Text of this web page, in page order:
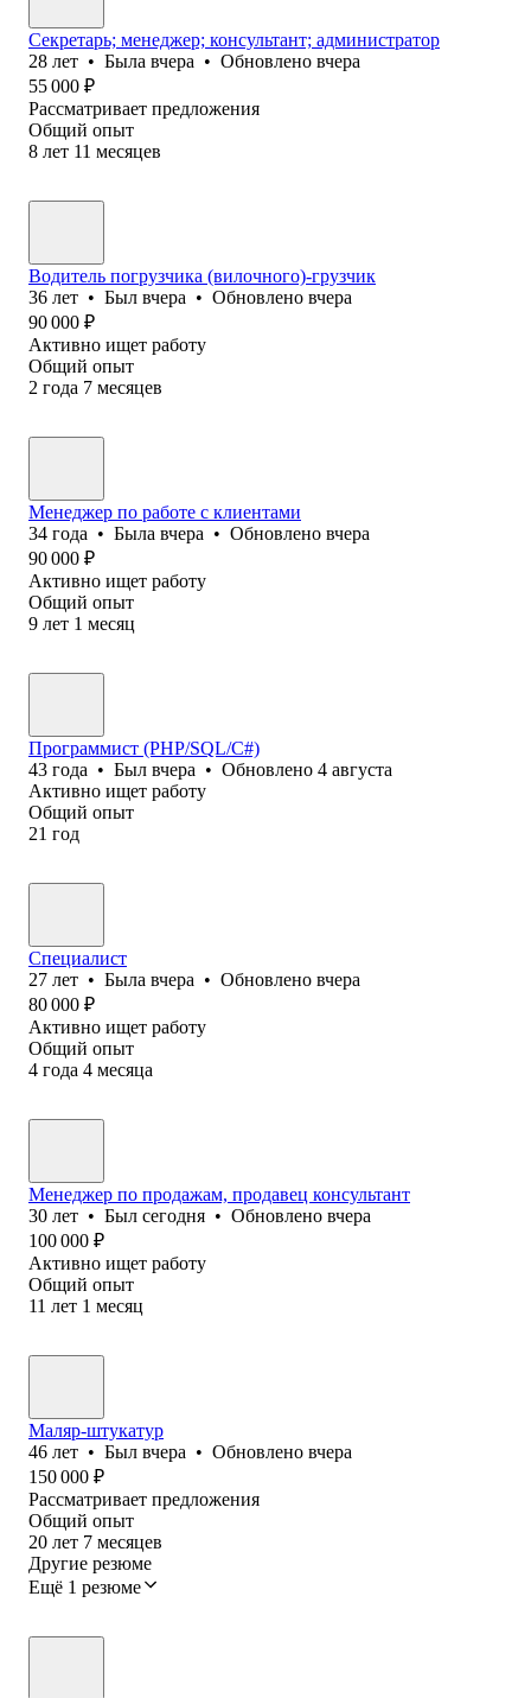
Секретарь; менеджер; консультант; администратор
28 лет • Была вчера • Обновлено вчера
55 000 ₽
Рассматривает предложения
Общий опыт
8 лет 11 месяцев
Водитель погрузчика (вилочного)-грузчик
36 лет • Был вчера • Обновлено вчера
90 000 ₽
Активно ищет работу
Общий опыт
2 года 7 месяцев
Менеджер по работе с клиентами
34 года • Была вчера • Обновлено вчера
90 000 ₽
Активно ищет работу
Общий опыт
9 лет 1 месяц
Программист (PHP/SQL/C#)
43 года • Был вчера • Обновлено 4 августа
Активно ищет работу
Общий опыт
21 год
Специалист
27 лет • Была вчера • Обновлено вчера
80 000 ₽
Активно ищет работу
Общий опыт
4 года 4 месяца
Менеджер по продажам, продавец консультант
30 лет • Был сегодня • Обновлено вчера
100 000 ₽
Активно ищет работу
Общий опыт
11 лет 1 месяц
Маляр-штукатур
46 лет • Был вчера • Обновлено вчера
150 000 ₽
Рассматривает предложения
Общий опыт
20 лет 7 месяцев
Другие резюме
Ещё 1 резюме